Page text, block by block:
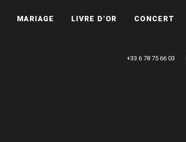
MARIAGE LIVRE D’OR CONCERT
+33 6 78 75 66 03